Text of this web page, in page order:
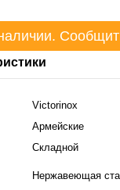
Victorinox
Армейские
Складной
Нержавеющая